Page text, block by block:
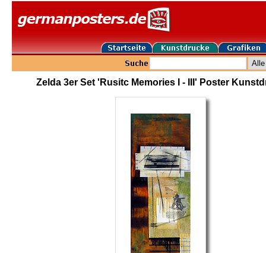
Zelda 3er Set 'Rusitc Memories I - III' Poster